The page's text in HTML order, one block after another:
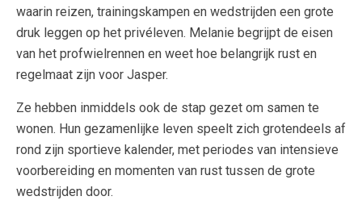
waarin reizen, trainingskampen en wedstrijden een grote
druk leggen op het privéleven. Melanie begrijpt de eisen
van het profwielrennen en weet hoe belangrijk rust en
regelmaat zijn voor Jasper.
Ze hebben inmiddels ook de stap gezet om samen te
wonen. Hun gezamenlijke leven speelt zich grotendeels af
rond zijn sportieve kalender, met periodes van intensieve
voorbereiding en momenten van rust tussen de grote
wedstrijden door.